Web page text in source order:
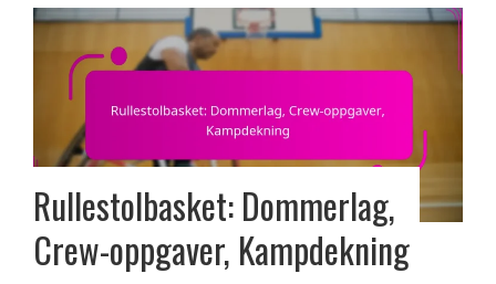
Rullestolbasket: Dommerlag,
Crew-oppgaver, Kampdekning